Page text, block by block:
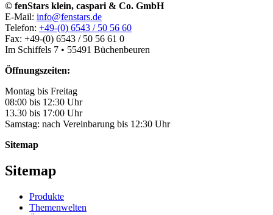
© fenStars klein, caspari & Co. GmbH
E-Mail: info@fenstars.de
Telefon: +49-(0) 6543 / 50 56 60
Fax: +49-(0) 6543 / 50 56 61 0
Im Schiffels 7 • 55491 Büchenbeuren
Öffnungszeiten:
Montag bis Freitag
08:00 bis 12:30 Uhr
13.30 bis 17:00 Uhr
Samstag: nach Vereinbarung bis 12:30 Uhr
Sitemap
Sitemap
Produkte
Themenwelten